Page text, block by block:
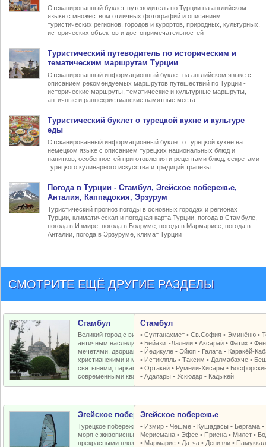
Отсканированный буклет-путеводитель по Турции на английском
языке с множеством отличных фотографий и описанием
туристических регионов, городов и курортов, природных, культурных,
исторических объектов и достопримечательностей
Туристический путеводитель по историческим и
тематическим маршрутам Турции
Отсканированный информационный буклет на английском языке с
описанием рекомендуемых маршрутов путешествий по Турции -
исторические маршруты, тематические и культурные маршруты,
античные и раннехристианские памятные места
Туристический буклет о турецкой кухнеи культуре
еды
Отсканированный информационный буклет о турецкой кухне на
немецком языке с описанием турецких национальных блюд и
напитков, особенностей приготовления и рецептами блюд, секретами
турецкого кулинарного искусства и традиций трапезы
Погода в Турции - Стамбул, Эгейское побережье,
Анталия, Каппадокия, Эрзурум
Туристический прогноз погоды в основных городах и регионах
Турции, климатическая и погодная карта Турции, погода в Стамбуле,
погода в Измире, погода в Бодруме, погода в Мармарисе, погода в
Анталии, погода в Эрзуруме, климат Турции
СМОТРИТЕ ЕЩЁ ДРУГИЕ РАЗДЕЛЫ
Стамбул
Великий город с византийским и
античным наследием, османскими
мечетями, дворцами, крепостями,
христианскими и мусульманскими
святынями, парками, старыми и
современными кварталами
Стамбул
•Султанахмет •Св.София •Эминёню •
• Бейазит-Лалели •Аксарай •Фатих •
• Йедикуле •Эйюп • Галата • Каракёй-
• Истикляль •Таксим • Долмабахче •
•Ортакёй • Румели-Xисары •
•Адалары •Ускюдар • Кадыкёй
Эгейское побережье
Турецкое побережье Эгейского
моря с живописными бухтами,
прекрасными пляжами, отличными
Эгейское побережье
• Измир • Чешме • Кушадасы • Бергама •
Мериемана •Эфес • Приена • Милет •
• Мармарис • Датча • Денизли •